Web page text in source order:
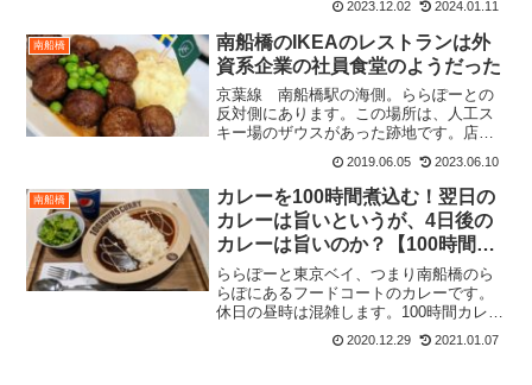
うです。2023.12なお、タイのカフェチェ
ーンらしく、タイのコーヒーチェーン店
が日本に展開して...
2023.12.02 2024.01.11
南船橋
南船橋のIKEAのレストランは外
資系企業の社員食堂のようだった
京葉線 南船橋駅の海側。ららぽーとの
反対側にあります。この場所は、人工ス
キー場のザウスがあった跡地です。店内
の雰囲気IKEAのレストランがまさかこん
なに広いなんて、、、まるで、欧州の大
企業の社員食堂といった感じである。と
にかく広い！席間もゆ...
2019.06.05 2023.06.10
南船橋
カレーを100時間煮込む！翌日の
カレーは旨いというが、4日後の
カレーは旨いのか？【100時間カ
レーEXPRESS】
ららぽーと東京ベイ、つまり南船橋のら
らぽにあるフードコートのカレーです。
休日の昼時は混雑します。100時間カレー
という名前のインパクトに釣られて来店
しました。お店の外観どうもメニューの
2020.12.29 2021.01.07